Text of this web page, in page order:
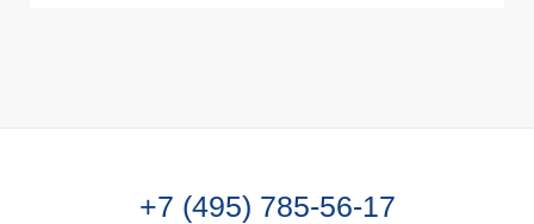
+7 (495) 785-56-17